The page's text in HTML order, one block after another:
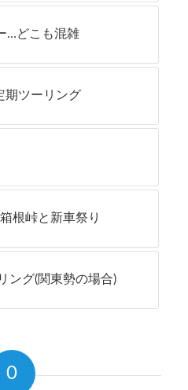
…どこも混雑
期ツーリング
根峠と新車祭り
ング(関東勢の場合)
0